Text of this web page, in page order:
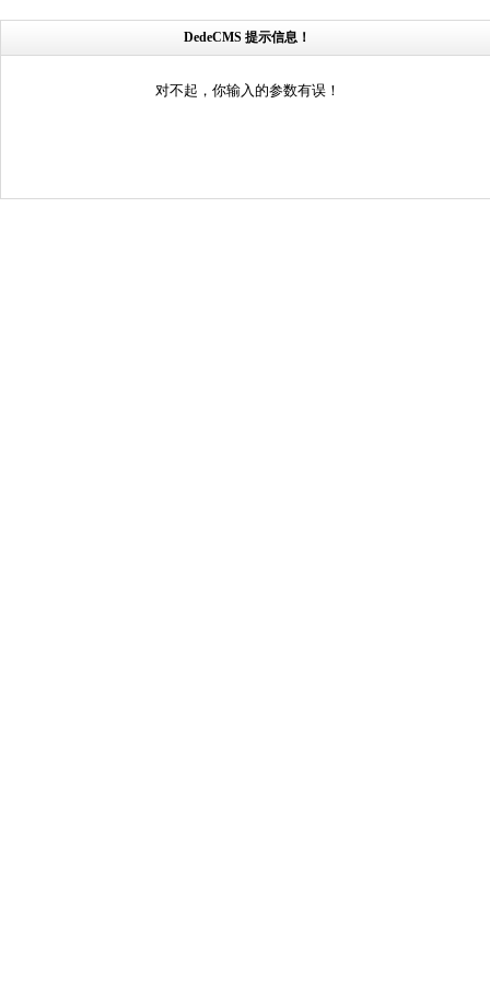
DedeCMS 提示信息！
对不起，你输入的参数有误！